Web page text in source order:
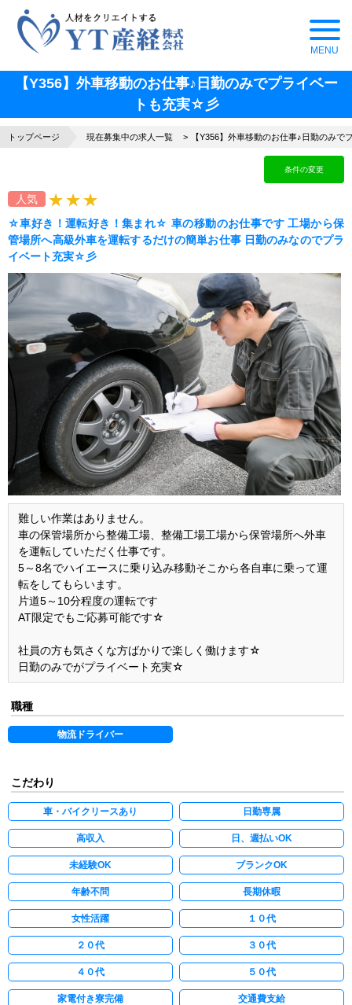
【Y356】外車移動のお仕事♪日勤のみでプライベー
トも充実☆彡
トップページ 現在募集中の求人一覧 【Y356】外車移動のお仕事♪日勤のみ
条件の変更
人気
☆車好き！運転好き！集まれ☆ 車の移動のお仕事です 工場から保
管場所へ高級外車を運転するだけの簡単お仕事 日勤のみなのでプラ
イベート充実☆彡
難しい作業はありません。
車の保管場所から整備工場、整備工場工場から保管場所へ外車
を運転していただく仕事です。
5～8名でハイエースに乗り込み移動そこから各自車に乗って運
転をしてもらいます。
片道5～10分程度の運転です
AT限定でもご応募可能です☆
社員の方も気さくな方ばかりで楽しく働けます☆
日勤のみでがプライベート充実☆
職種
物流ドライバー
こだわり
車・バイクリースあり 日勤専属
高収入 日、週払いOK
未経験OK ブランクOK
年齢不問 長期休暇
女性活躍 １０代
２０代 ３０代
４０代 ５０代
家電付き寮完備 交通費支給